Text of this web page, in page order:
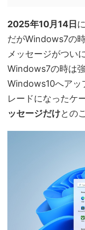
2025年10月14日
だがWindows7の
メッセージがつい
Windows7の時は
Windows10へアッ
レードになったケ
ッセージだけとの